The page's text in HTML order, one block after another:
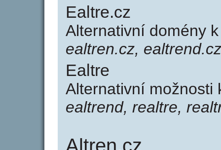
Ealtre.cz
Alternativní domény
ealtren.cz,
Ealtre
Alternativní
ealtrend, realtre,
Altren.cz